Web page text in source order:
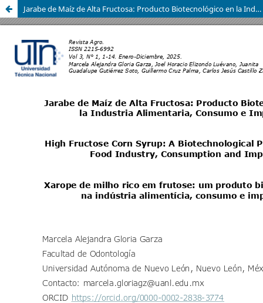
Jarabe de Maíz de Alta Fructosa: Producto Biotecnológico en la Industria Alimentaria, Consumo e Impacto